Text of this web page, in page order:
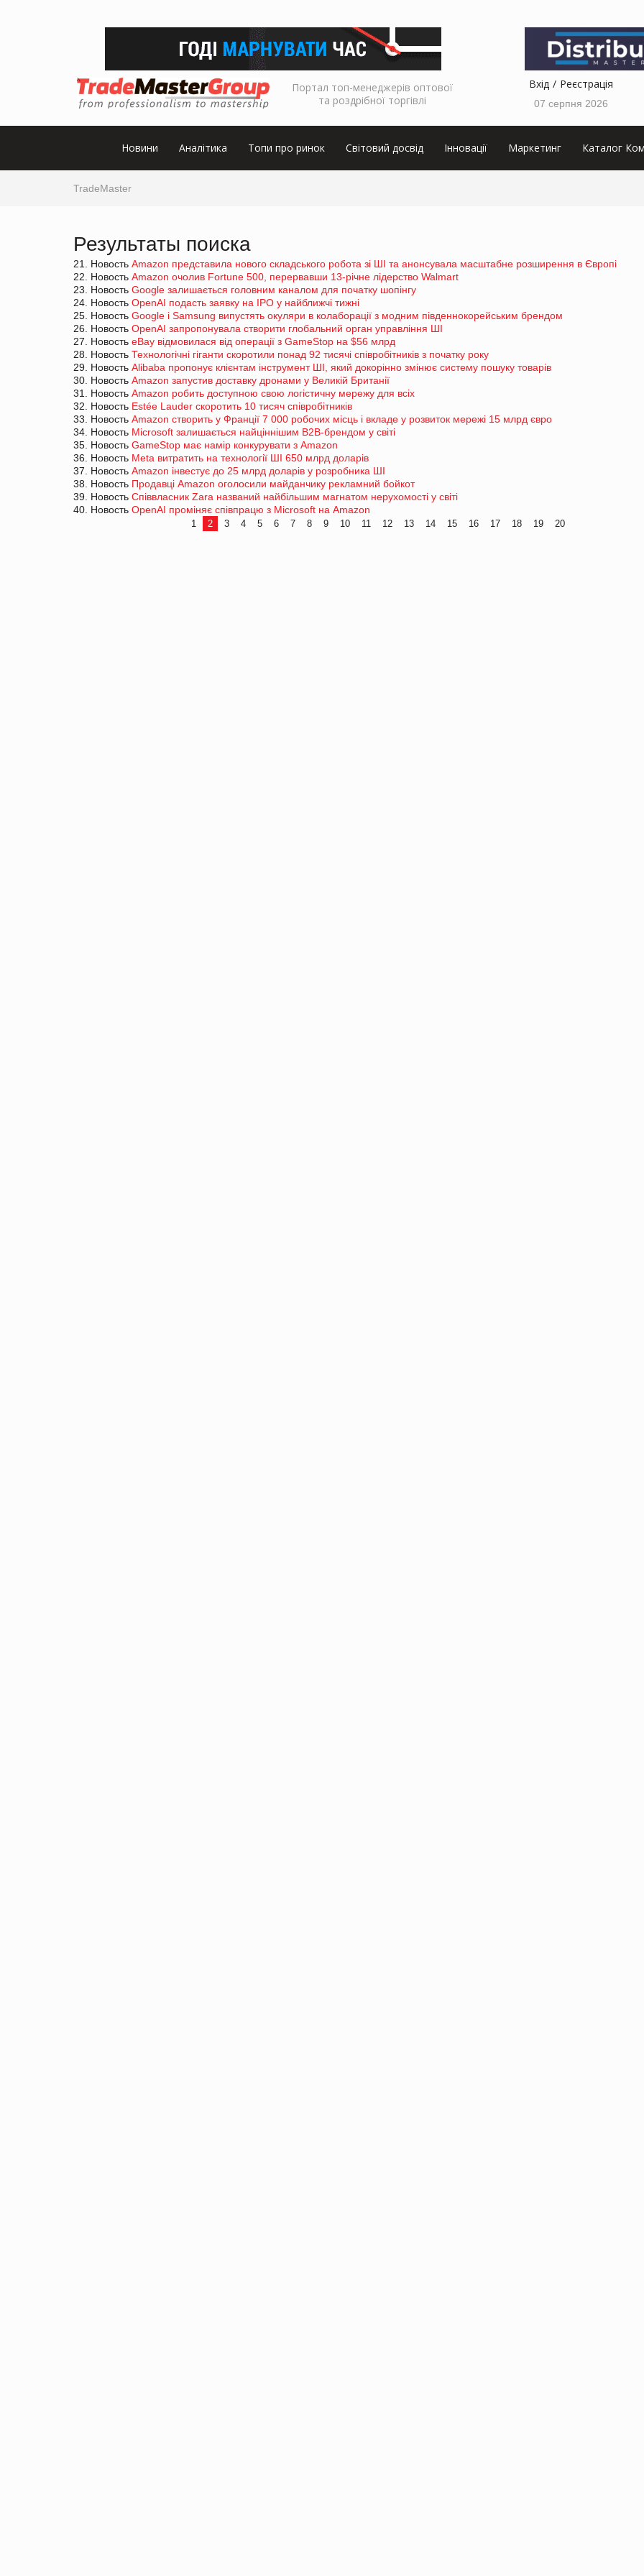
Портал топ-менеджерів оптової
та роздрібної торгівлі
Вхід Реєстрація
07 серпня 2026
Новини Аналітика Топи про ринок Світовий досвід Інновації Маркетинг Каталог
TradeMaster
Результаты поиска
21. Новость Amazon представила нового складського робота зі ШІ та анонсувала масштабне розширення в Європі
22. Новость Amazon очолив Fortune 500, перервавши 13-річне лідерство Walmart
23. Новость Google залишається головним каналом для початку шопінгу
24. Новость OpenAI подасть заявку на IPO у найближчі тижні
25. Новость Google і Samsung випустять окуляри в колаборації з модним південнокорейським брендом
26. Новость OpenAI запропонувала створити глобальний орган управління ШІ
27. Новость eBay відмовилася від операції з GameStop на $56 млрд
28. Новость Технологічні гіганти скоротили понад 92 тисячі співробітників з початку року
29. Новость Alibaba пропонує клієнтам інструмент ШІ, який докорінно змінює систему пошуку товарів
30. Новость Amazon запустив доставку дронами у Великій Британії
31. Новость Amazon робить доступною свою логістичну мережу для всіх
32. Новость Estée Lauder скоротить 10 тисяч співробітників
33. Новость Amazon створить у Франції 7 000 робочих місць і вкладе у розвиток мережі 15 млрд євро
34. Новость Microsoft залишається найціннішим B2B-брендом у світі
35. Новость GameStop має намір конкурувати з Amazon
36. Новость Meta витратить на технології ШІ 650 млрд доларів
37. Новость Amazon інвестує до 25 млрд доларів у розробника ШІ
38. Новость Продавці Amazon оголосили майданчику рекламний бойкот
39. Новость Співвласник Zara названий найбільшим магнатом нерухомості у світі
40. Новость OpenAI проміняє співпрацю з Microsoft на Amazon
1 2 3 4 5 6 7 8 9 10 11 12 13 14 15 16 17 18 19 20